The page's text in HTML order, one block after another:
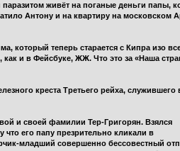
живёт на поганые деньги папы,
Антону и на квартиру на московском
который теперь старается с Кипра изо
и в Фейсбуке, ЖЖ. Что это за «Наша
креста Третьего рейха, служившего
и своей фамилии Тер-Григорян. Взялся
его папу презрительно кликали в
младший совершенно бессовестный